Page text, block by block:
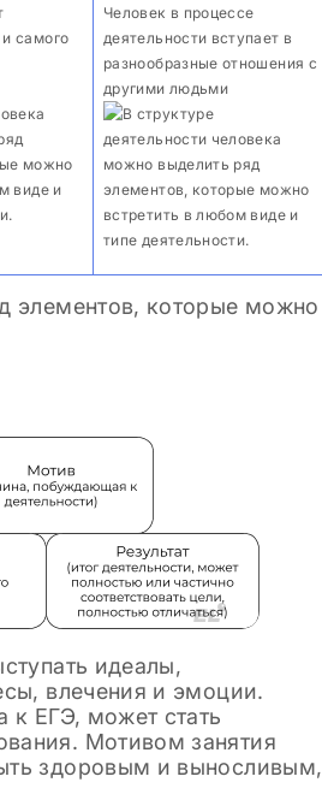
самого
Человек в процессе
деятельности вступает в
разнообразные отношения с
другими людьми
элементов, которые можно
идеалы,
влечения и эмоции.
к ЕГЭ, может стать
Мотивом занятия
здоровым и выносливым,
Цитирование